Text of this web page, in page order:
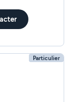
Particulier